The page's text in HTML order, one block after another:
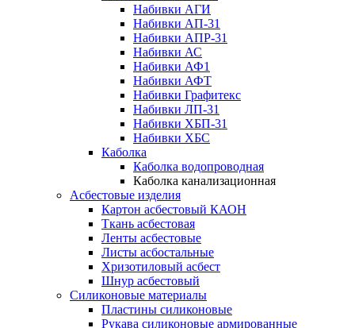
Набивки АГИ
Набивки АП-31
Набивки АПР-31
Набивки АС
Набивки АФ1
Набивки АФТ
Набивки Графитекс
Набивки ЛП-31
Набивки ХБП-31
Набивки ХБС
Каболка
Каболка водопроводная
Каболка канализационная
Асбестовые изделия
Картон асбестовый КАОН
Ткань асбестовая
Ленты асбестовые
Листы асбостальные
Хризотиловый асбеcт
Шнур асбестовый
Силиконовые материалы
Пластины силиконовые
Рукава силиконовые армированные